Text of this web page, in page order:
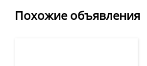
Похожие объявления